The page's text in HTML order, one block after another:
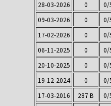
28-03-2026
0 0/
09-03-2026
0 0/
17-02-2026
0 0/
06-11-2025
0 0/
20-10-2025
0 0/
19-12-2024
0 0/
17-03-2016
287 B 0/